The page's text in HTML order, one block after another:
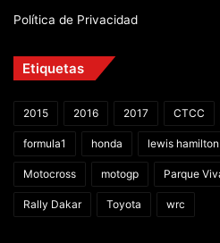
Política de Privacidad
Etiquetas
2015 2016 2017 CTCC
formula1 honda lewis hamilton
Motocross motogp Parque
Rally Dakar Toyota wrc